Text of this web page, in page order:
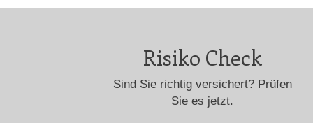
Risiko Check
Sind Sie richtig versichert? Prüfen
Sie es jetzt.